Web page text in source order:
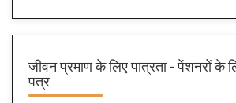
जीवन प्रमाण के लिए पात्रता - पेंशनरों के
पत्र